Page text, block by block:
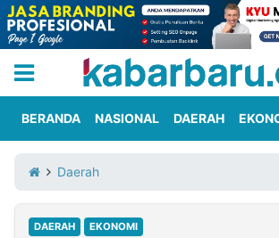
Iklan
Berita
Kami
BERANDA NASIONAL DAERAH
Daerah
DAERAH EKONOMI